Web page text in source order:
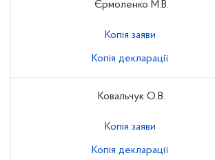
Єрмоленко М.В.
Копія заяви
Копія декларації
Ковальчук О.В.
Копія заяви
Копія декларації